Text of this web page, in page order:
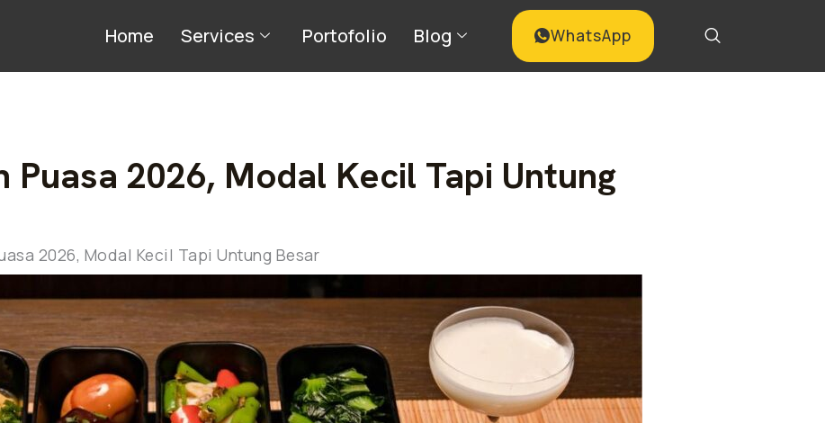
Home Services Portofolio Blog WhatsApp
Puasa 2026, Modal Kecil Tapi Untung
2026, Modal Kecil Tapi Untung Besar